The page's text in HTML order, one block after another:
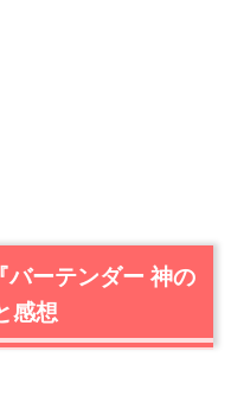
バーテンダー 神の
感想